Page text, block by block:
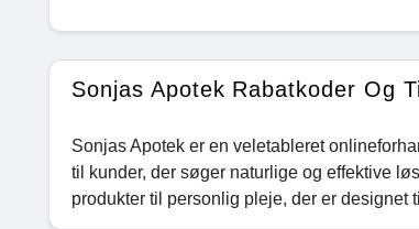
Sonjas Apotek Rabatkoder Og
Sonjas Apotek er en veletableret
til kunder, der søger naturlige og effektive
produkter til personlig pleje, der er